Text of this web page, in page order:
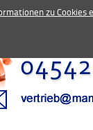
zu Cookies